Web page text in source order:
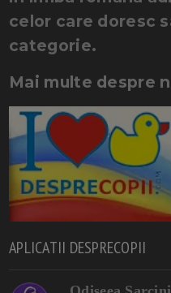
celor care doresc
categorie.
Mai multe despre
APLICATII DESPRECOPII